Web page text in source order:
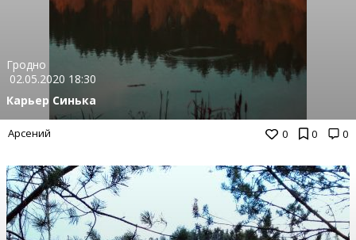
0 0 0
Гродно
02.05.2020 18:30
Карьер Синька
Арсений